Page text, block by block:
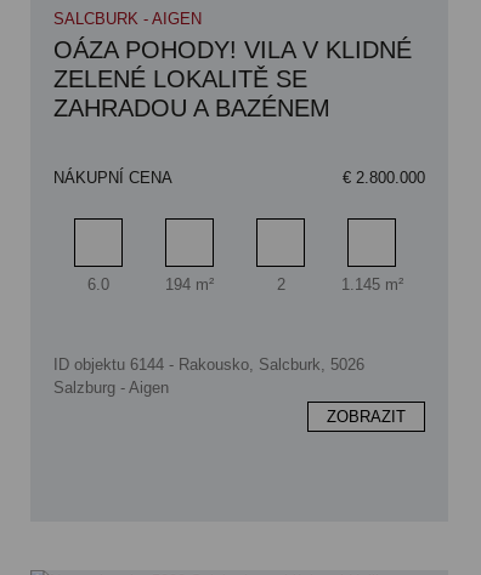
SALCBURK - AIGEN
OÁZA POHODY! VILA V KLIDNÉ
ZELENÉ LOKALITĚ SE
ZAHRADOU A BAZÉNEM
NÁKUPNÍ CENA € 2.800.000
Pokoj
6.0
Obytný prostor
194 m²
Koupelna
2
Plocha pozemku
1.145 m²
ID objektu 6144 - Rakousko, Salcburk, 5026
Salzburg - Aigen
ZOBRAZIT